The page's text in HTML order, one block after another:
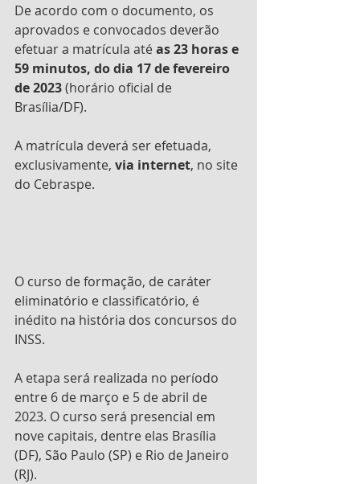
De acordo com o documento, os
aprovados e convocados deverão
efetuar a matrícula até as 23 horas e
59 minutos, do dia 17 de fevereiro
de 2023 (horário oficial de
Brasília/DF).
A matrícula deverá ser efetuada,
exclusivamente, via internet, no site
do Cebraspe.
O curso de formação, de caráter
eliminatório e classificatório, é
inédito na história dos concursos do
INSS.
A etapa será realizada no período
entre 6 de março e 5 de abril de
2023. O curso será presencial em
nove capitais, dentre elas Brasília
(DF), São Paulo (SP) e Rio de Janeiro
(RJ).